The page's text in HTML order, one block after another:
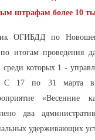
штрафам более 10
ОГИБДД по
итогам проведения
которых 1 -
С 17 по 31 марта в
«Весенние
два
удерживающих